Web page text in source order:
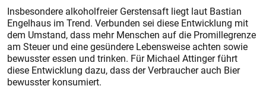
Insbesondere alkoholfreier Gerstensaft liegt laut Bastian
Engelhaus im Trend. Verbunden sei diese Entwicklung mit
dem Umstand, dass mehr Menschen auf die Promillegrenze
am Steuer und eine gesündere Lebensweise achten sowie
bewusster essen und trinken. Für Michael Attinger führt
diese Entwicklung dazu, dass der Verbraucher auch Bier
bewusster konsumiert.